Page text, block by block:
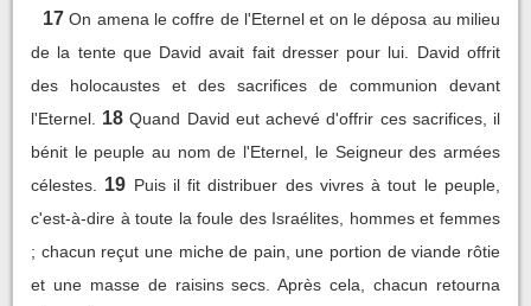
17 On amena le coffre de l'Eternel et on le déposa au milieu
de la tente que David avait fait dresser pour lui. David offrit
des holocaustes et des sacrifices de communion devant
l'Eternel.
18 Quand David eut achevé d'offrir ces sacrifices, il
bénit le peuple au nom de l'Eternel, le Seigneur des armées
célestes.
19 Puis il fit distribuer des vivres à tout le peuple,
c'est-à-dire à toute la foule des Israélites, hommes et femmes
; chacun reçut une miche de pain, une portion de viande rôtie
et une masse de raisins secs. Après cela, chacun retourna